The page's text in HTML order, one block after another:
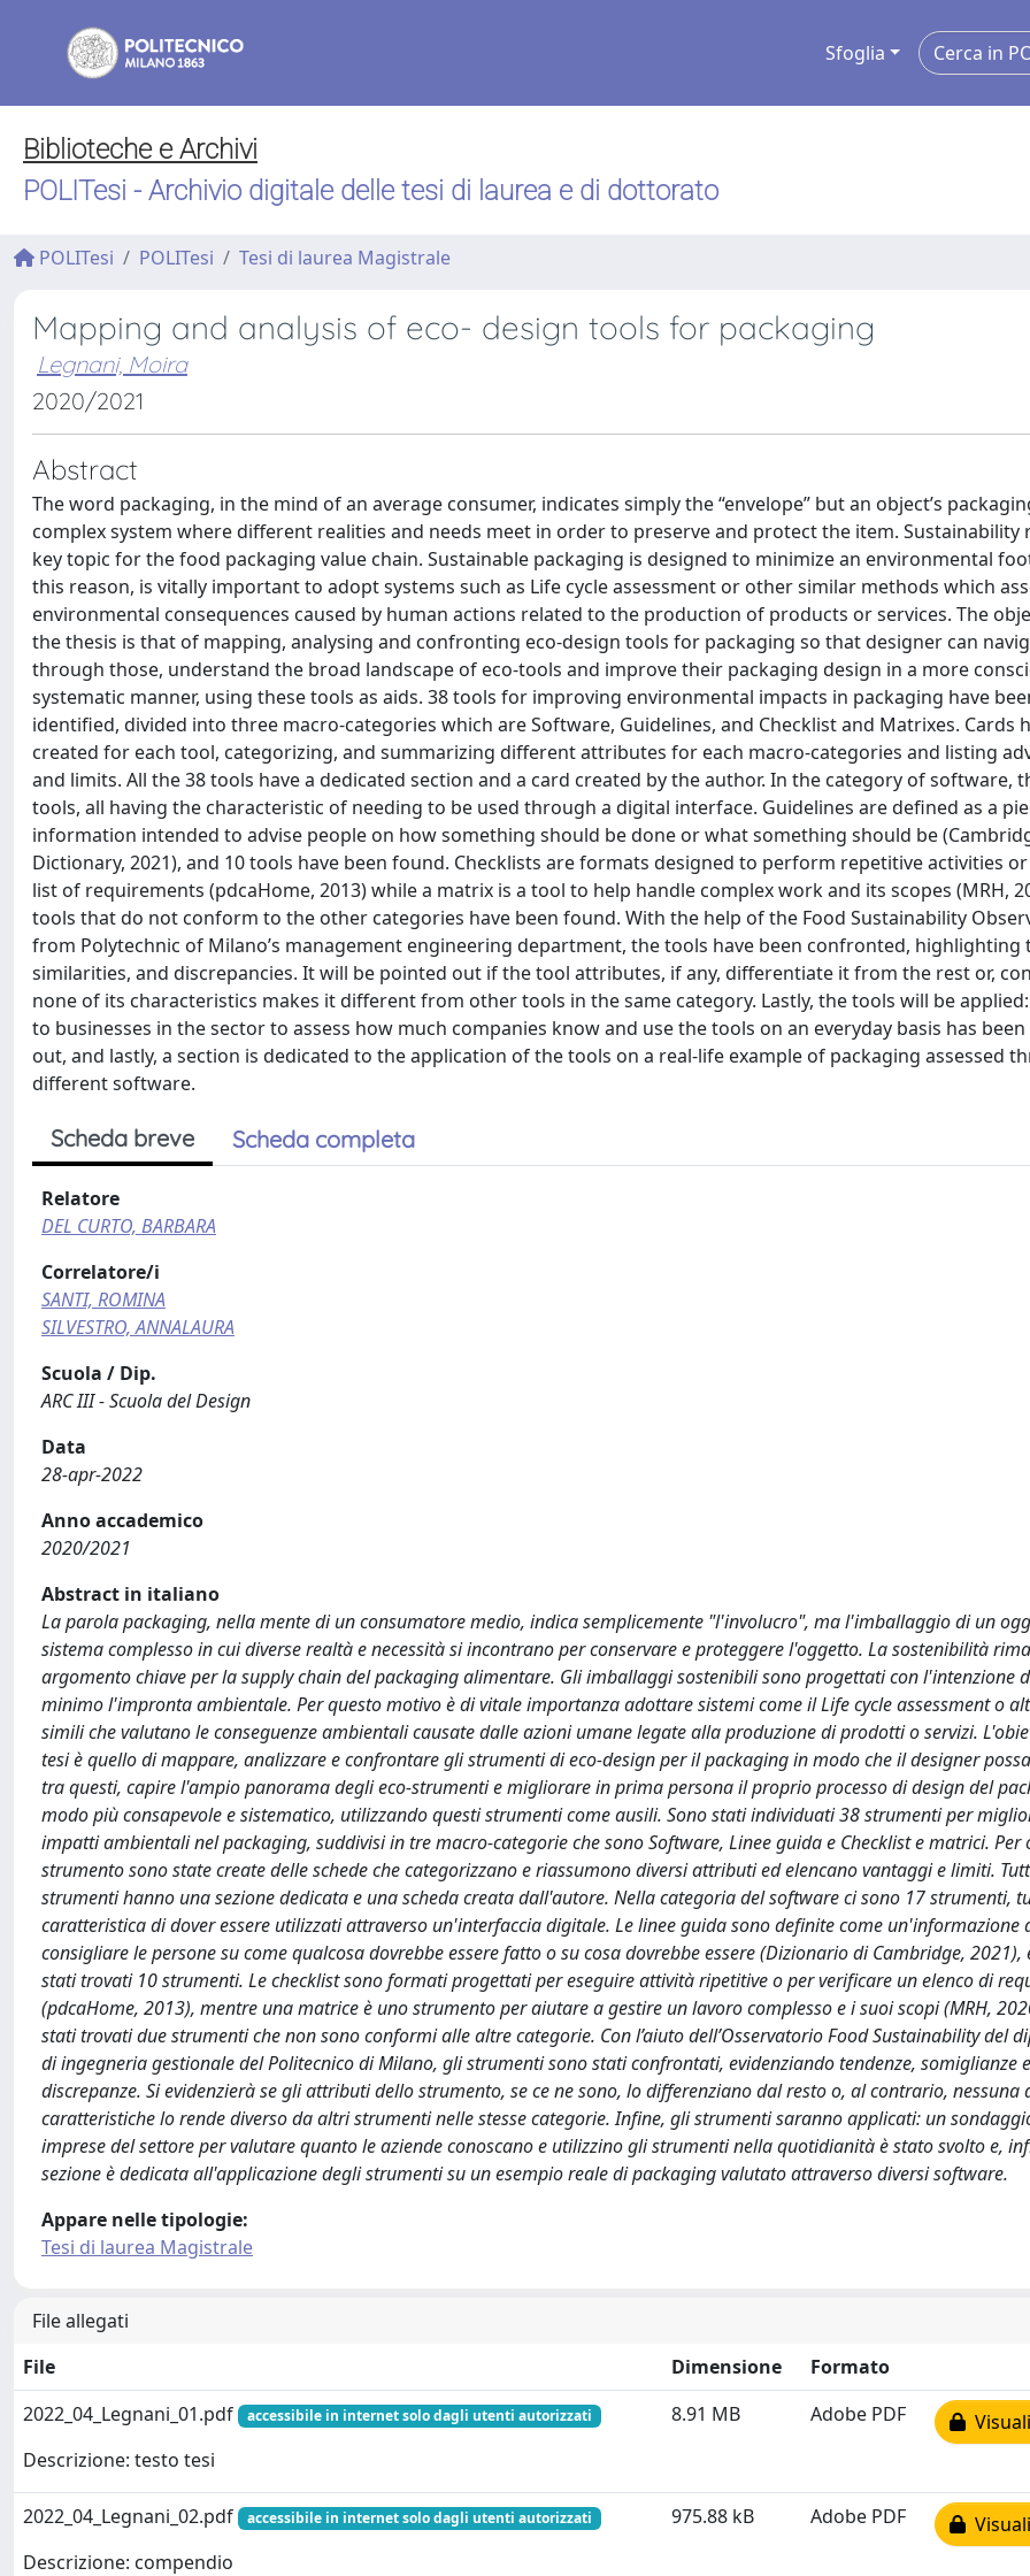
Sfoglia
Biblioteche e Archivi
POLITesi - Archivio digitale delle tesi di laurea e di dottorato
POLITesi POLITesi Tesi di laurea Magistrale
Mapping and analysis of eco- design tools for packaging
Legnani, Moira
2020/2021
Abstract
The word packaging, in the mind of an average consumer, indicates simply the “envelope” but an object’s
complex system where different realities and needs meet in order to preserve and protect the item. Sustainability
key topic for the food packaging value chain. Sustainable packaging is designed to minimize an environmental
this reason, is vitally important to adopt systems such as Life cycle assessment or other similar methods which
environmental consequences caused by human actions related to the production of products or services. The
the thesis is that of mapping, analysing and confronting eco-design tools for packaging so that designer can
through those, understand the broad landscape of eco-tools and improve their packaging design in a more
systematic manner, using these tools as aids. 38 tools for improving environmental impacts in packaging have
identified, divided into three macro-categories which are Software, Guidelines, and Checklist and Matrixes. Cards
created for each tool, categorizing, and summarizing different attributes for each macro-categories and listing
and limits. All the 38 tools have a dedicated section and a card created by the author. In the category of software,
tools, all having the characteristic of needing to be used through a digital interface. Guidelines are defined as a
information intended to advise people on how something should be done or what something should be
Dictionary, 2021), and 10 tools have been found. Checklists are formats designed to perform repetitive activities
list of requirements (pdcaHome, 2013) while a matrix is a tool to help handle complex work and its scopes (MRH,
tools that do not conform to the other categories have been found. With the help of the Food Sustainability
from Polytechnic of Milano’s management engineering department, the tools have been confronted, highlighting
similarities, and discrepancies. It will be pointed out if the tool attributes, if any, differentiate it from the rest or,
none of its characteristics makes it different from other tools in the same category. Lastly, the tools will be
to businesses in the sector to assess how much companies know and use the tools on an everyday basis has
out, and lastly, a section is dedicated to the application of the tools on a real-life example of packaging assessed
different software.
Scheda breve Scheda completa
Relatore
DEL CURTO, BARBARA
Correlatore/i
SANTI, ROMINA
SILVESTRO, ANNALAURA
Scuola / Dip.
ARC III - Scuola del Design
Data
28-apr-2022
Anno accademico
2020/2021
Abstract in italiano
La parola packaging, nella mente di un consumatore medio, indica semplicemente "l'involucro", ma l'imballaggio di un
sistema complesso in cui diverse realtà e necessità si incontrano per conservare e proteggere l'oggetto. La sostenibilità
argomento chiave per la supply chain del packaging alimentare. Gli imballaggi sostenibili sono progettati con l'intenzione
minimo l'impronta ambientale. Per questo motivo è di vitale importanza adottare sistemi come il Life cycle assessment o
simili che valutano le conseguenze ambientali causate dalle azioni umane legate alla produzione di prodotti o servizi.
tesi è quello di mappare, analizzare e confrontare gli strumenti di eco-design per il packaging in modo che il designer
tra questi, capire l'ampio panorama degli eco-strumenti e migliorare in prima persona il proprio processo di design del
modo più consapevole e sistematico, utilizzando questi strumenti come ausili. Sono stati individuati 38 strumenti per
impatti ambientali nel packaging, suddivisi in tre macro-categorie che sono Software, Linee guida e Checklist e matrici. Per
strumento sono state create delle schede che categorizzano e riassumono diversi attributi ed elencano vantaggi e limiti.
strumenti hanno una sezione dedicata e una scheda creata dall'autore. Nella categoria del software ci sono 17 strumenti,
caratteristica di dover essere utilizzati attraverso un'interfaccia digitale. Le linee guida sono definite come un'informazione
consigliare le persone su come qualcosa dovrebbe essere fatto o su cosa dovrebbe essere (Dizionario di Cambridge, 2021),
stati trovati 10 strumenti. Le checklist sono formati progettati per eseguire attività ripetitive o per verificare un elenco di
(pdcaHome, 2013), mentre una matrice è uno strumento per aiutare a gestire un lavoro complesso e i suoi scopi (MRH,
stati trovati due strumenti che non sono conformi alle altre categorie. Con l’aiuto dell’Osservatorio Food Sustainability del
di ingegneria gestionale del Politecnico di Milano, gli strumenti sono stati confrontati, evidenziando tendenze, somiglianze e
discrepanze. Si evidenzierà se gli attributi dello strumento, se ce ne sono, lo differenziano dal resto o, al contrario, nessuna
caratteristiche lo rende diverso da altri strumenti nelle stesse categorie. Infine, gli strumenti saranno applicati: un
imprese del settore per valutare quanto le aziende conoscano e utilizzino gli strumenti nella quotidianità è stato svolto e,
sezione è dedicata all'applicazione degli strumenti su un esempio reale di packaging valutato attraverso diversi software.
Appare nelle tipologie:
Tesi di laurea Magistrale
File allegati
File
Dimensione
Formato
2022_04_Legnani_01.pdf
accessibile in internet solo dagli utenti autorizzati
Descrizione: testo tesi
8.91 MB Adobe PDF
2022_04_Legnani_02.pdf accessibile in internet solo dagli utenti autorizzati
Descrizione: compendio
975.88 kB Adobe PDF